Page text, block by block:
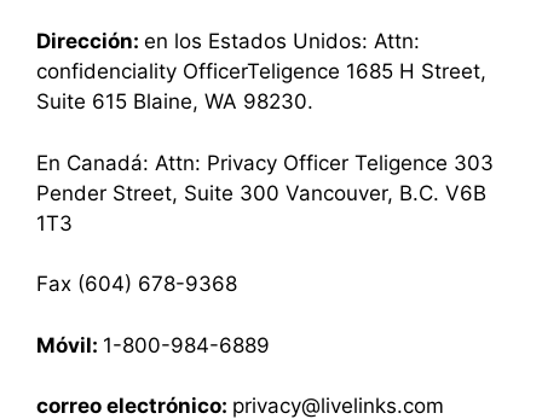
Dirección: en los Estados Unidos: Attn:
confidenciality OfficerTeligence 1685 H Street,
Suite 615 Blaine, WA 98230.
En Canadá: Attn: Privacy Officer Teligence 303
Pender Street, Suite 300 Vancouver, B.C. V6B
1T3
Fax (604) 678-9368
Móvil: 1-800-984-6889
correo electrónico: privacy@livelinks.com